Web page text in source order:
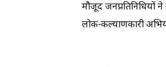
मौजूद जनप्रतिनिधियों
लोक-कल्याणकारी